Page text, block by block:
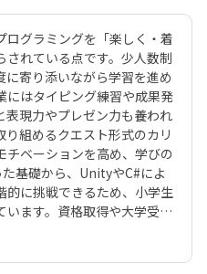
ログラミングを「楽しく・着
れている点です。少人数制
寄り添いながら学習を進め
にはタイピング練習や成果発
現力やプレゼン力も養われ
組めるクエスト形式のカリ
ベーションを高め、学びの
基礎から、UnityやC#によ
的に挑戦できるため、小学生
ます。資格取得や大学受験
、未来につながる確かなス
魅力です。